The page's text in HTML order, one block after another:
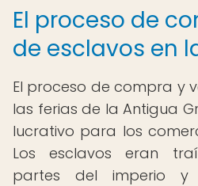
El proceso de
de esclavos en
El proceso de compra y
las ferias de la Antigua
lucrativo para los
Los esclavos eran
partes del imperio y